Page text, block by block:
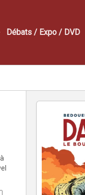
Débats / Expo / DVD